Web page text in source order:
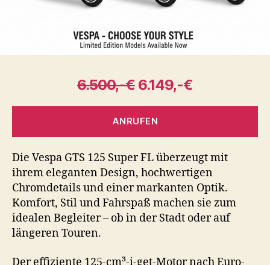
6.500,-€ 6.149,-€
ANRUFEN
Die Vespa GTS 125 Super FL überzeugt mit
ihrem eleganten Design, hochwertigen
Chromdetails und einer markanten Optik.
Komfort, Stil und Fahrspaß machen sie zum
idealen Begleiter – ob in der Stadt oder auf
längeren Touren.
Der effiziente 125-cm³-i-get-Motor nach Euro-